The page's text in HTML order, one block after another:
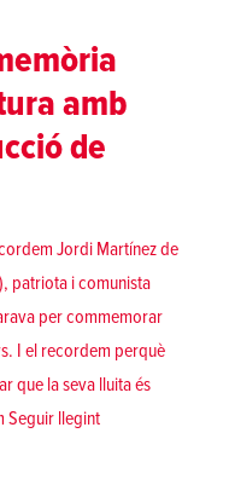
amb
de
Jordi Martínez de
patriota i comunista
per commemorar
I el recordem perquè
que la seva lluita és
Seguir llegint«[Sant Andreu]